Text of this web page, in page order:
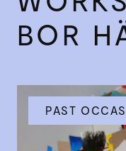
BOR
PAST